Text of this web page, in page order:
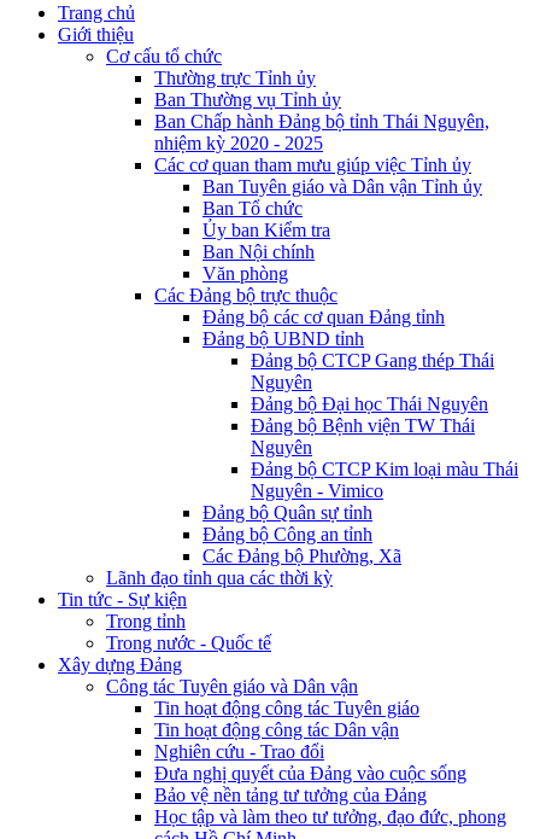
Trang chủ
Giới thiệu
Cơ cấu tổ chức
Thường trực Tỉnh ủy
Ban Thường vụ Tỉnh ủy
Ban Chấp hành Đảng bộ tỉnh Thái Nguyên,
nhiệm kỳ 2020 - 2025
Các cơ quan tham mưu giúp việc Tỉnh ủy
Ban Tuyên giáo và Dân vận Tỉnh ủy
Ban Tổ chức
Ủy ban Kiểm tra
Ban Nội chính
Văn phòng
Các Đảng bộ trực thuộc
Đảng bộ các cơ quan Đảng tỉnh
Đảng bộ UBND tỉnh
Đảng bộ CTCP Gang thép Thái
Nguyên
Đảng bộ Đại học Thái Nguyên
Đảng bộ Bệnh viện TW Thái
Nguyên
Đảng bộ CTCP Kim loại màu Thái
Nguyên - Vimico
Đảng bộ Quân sự tỉnh
Đảng bộ Công an tỉnh
Các Đảng bộ Phường, Xã
Lãnh đạo tỉnh qua các thời kỳ
Tin tức - Sự kiện
Trong tỉnh
Trong nước - Quốc tế
Xây dựng Đảng
Công tác Tuyên giáo và Dân vận
Tin hoạt động công tác Tuyên giáo
Tin hoạt động công tác Dân vận
Nghiên cứu - Trao đổi
Đưa nghị quyết của Đảng vào cuộc sống
Bảo vệ nền tảng tư tưởng của Đảng
Học tập và làm theo tư tưởng, đạo đức, phong